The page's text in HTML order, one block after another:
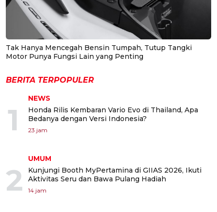
Tak Hanya Mencegah Bensin Tumpah, Tutup Tangki
Motor Punya Fungsi Lain yang Penting
BERITA TERPOPULER
1
NEWS
Honda Rilis Kembaran Vario Evo di Thailand, Apa
Bedanya dengan Versi Indonesia?
23 jam
2
UMUM
Kunjungi Booth MyPertamina di GIIAS 2026, Ikuti
Aktivitas Seru dan Bawa Pulang Hadiah
14 jam